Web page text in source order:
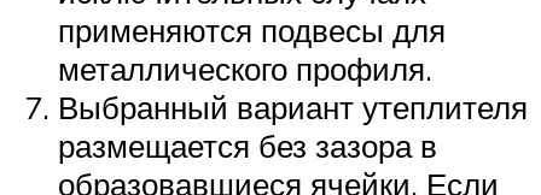
применяются подвесы для
металлического профиля.
Выбранный вариант утеплителя
размещается без зазора в
образовавшиеся ячейки. Если